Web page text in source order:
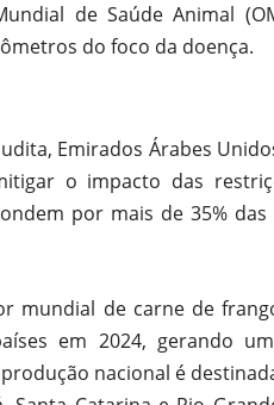
de Saúde Animal
do foco da doença.
Emirados Árabes
o impacto das
por mais de 35%
mundial de carne de
em 2024, gerando
nacional é